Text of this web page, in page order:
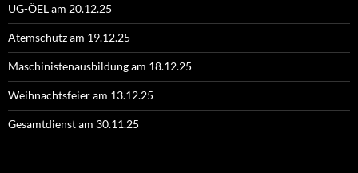
UG-ÖEL am 20.12.25
Atemschutz am 19.12.25
Maschinistenausbildung am 18.12.25
Weihnachtsfeier am 13.12.25
Gesamtdienst am 30.11.25